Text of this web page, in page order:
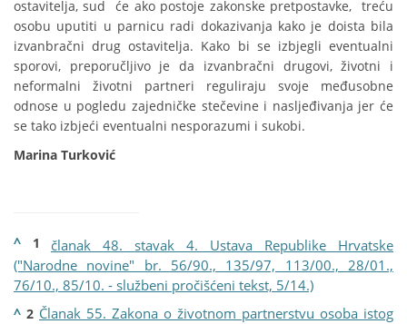
ostavitelja, sud će ako postoje zakonske pretpostavke, treću
osobu uputiti u parnicu radi dokazivanja kako je doista bila
izvanbračni drug ostavitelja. Kako bi se izbjegli eventualni
sporovi, preporučljivo je da izvanbračni drugovi, životni i
neformalni životni partneri reguliraju svoje međusobne
odnose u pogledu zajedničke stečevine i nasljeđivanja jer će
se tako izbjeći eventualni nesporazumi i sukobi.
Marina Turković
^ 1
članak 48. stavak 4. Ustava Republike Hrvatske
("Narodne novine" br. 56/90., 135/97, 113/00., 28/01.,
76/10., 85/10. - službeni pročišćeni tekst, 5/14.)
^ 2 Članak 55. Zakona o životnom partnerstvu osoba istog